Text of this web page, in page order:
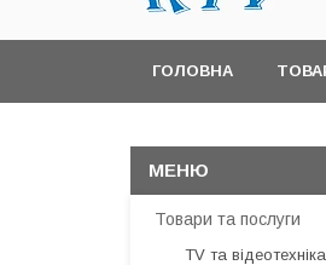
ГОЛОВНА
Товари та послуги
TV та відеотехніка